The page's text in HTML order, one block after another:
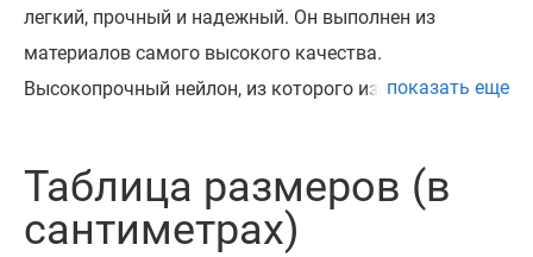
легкий, прочный и надежный. Он выполнен из
материалов самого высокого качества.
Высокопрочный нейлон, из которого изготовлен
Поводок укомплектован надежным металлическим
карабином с карбоновым покрытием.
показать еще
Таблица размеров (в
сантиметрах)